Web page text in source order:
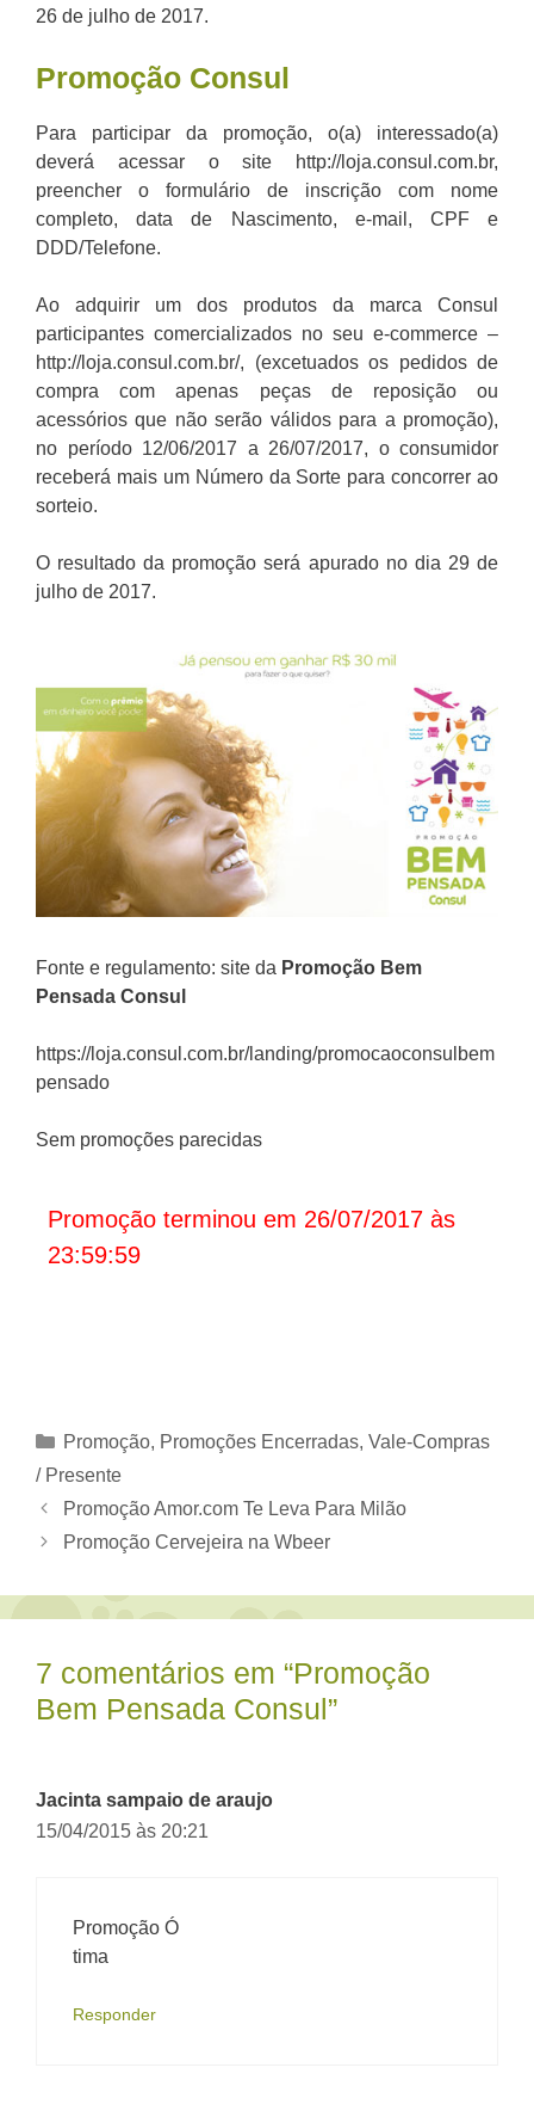
26 de julho de 2017.
Promoção Consul
Para participar da promoção, o(a) interessado(a)
deverá acessar o site http://loja.consul.com.br,
preencher o formulário de inscrição com nome
completo, data de Nascimento, e-mail, CPF e
DDD/Telefone.
Ao adquirir um dos produtos da marca Consul
participantes comercializados no seu e-commerce –
http://loja.consul.com.br/, (excetuados os pedidos de
compra com apenas peças de reposição ou
acessórios que não serão válidos para a promoção),
no período 12/06/2017 a 26/07/2017, o consumidor
receberá mais um Número da Sorte para concorrer ao
sorteio.
O resultado da promoção será apurado no dia 29 de
julho de 2017.
Fonte e regulamento: site da Promoção Bem
Pensada Consul
https://loja.consul.com.br/landing/promocaoconsulbem
pensado
Sem promoções parecidas
Promoção terminou em 26/07/2017 às
23:59:59
Categorias
Promoção, Promoções Encerradas, Vale-Compras
/ Presente
Promoção Amor.com Te Leva Para Milão
Promoção Cervejeira na Wbeer
7 comentários em “Promoção
Bem Pensada Consul”
Jacinta sampaio de araujo
15/04/2015 às 20:21
Promoção Ó
tima
Responder